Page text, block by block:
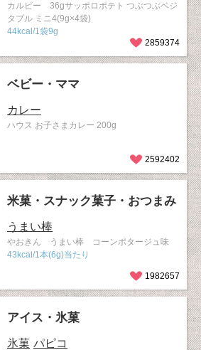
カルビー 36gサッポロポテト つぶつぶベジ
タブル ミニ4(9g×4袋)
44kcal/1袋9g
2859374
ベビー・ママ
カレー
ハウス お子さまカレー 200g
2592402
米菓・スナック菓子・おつまみ
うまい棒
やおきん うまい棒 コーンポタージュ味
43kcal/1本(6g)当たり
1982657
アイス・氷菓
氷菓 パピコ